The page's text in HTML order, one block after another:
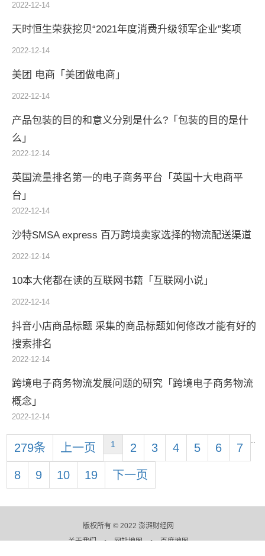
2022-12-14
天时恒生荣获挖贝“2021年度消费升级领军企业”奖项
2022-12-14
美团 电商「美团做电商」
2022-12-14
产品包装的目的和意义分别是什么?「包装的目的是什
么」
2022-12-14
英国流量排名第一的电子商务平台「英国十大电商平
台」
2022-12-14
沙特SMSA express 百万跨境卖家选择的物流配送渠道
2022-12-14
10本大佬都在读的互联网书籍「互联网小说」
2022-12-14
抖音小店商品标题 采集的商品标题如何修改才能有好的
搜索排名
2022-12-14
跨境电子商务物流发展问题的研究「跨境电子商务物流
概念」
2022-12-14
279条 上一页 1 2 3 4 5 6 7
8 9 10 19 下一页
版权所有 © 2022 澎湃财经网
关于我们
• 网站地图 • 百度地图